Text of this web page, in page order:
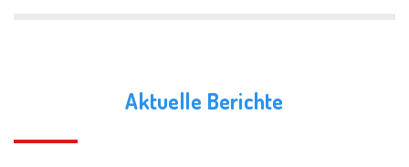
Aktuelle Berichte